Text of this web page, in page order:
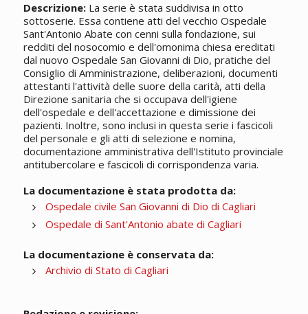
Descrizione:La serie è stata suddivisa in otto
sottoserie. Essa contiene atti del vecchio Ospedale
Sant'Antonio Abate con cenni sulla fondazione, sui
redditi del nosocomio e dell'omonima chiesa ereditati
dal nuovo Ospedale San Giovanni di Dio, pratiche del
Consiglio di Amministrazione, deliberazioni, documenti
attestanti l'attività delle suore della carità, atti della
Direzione sanitaria che si occupava dell'igiene
dell'ospedale e dell'accettazione e dimissione dei
pazienti. Inoltre, sono inclusi in questa serie i fascicoli
del personale e gli atti di selezione e nomina,
documentazione amministrativa dell'Istituto provinciale
antitubercolare e fascicoli di corrispondenza varia.
La documentazione è stata prodotta da:
Ospedale civile San Giovanni di Dio di Cagliari
Ospedale di Sant'Antonio abate di Cagliari
La documentazione è conservata da:
Archivio di Stato di Cagliari